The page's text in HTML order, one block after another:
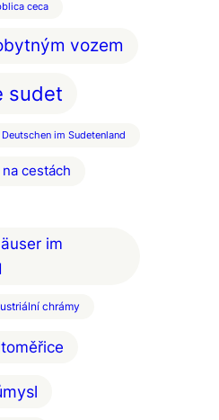
ceca
vozem
sudet
im Sudetenland
cestách
im
chrámy